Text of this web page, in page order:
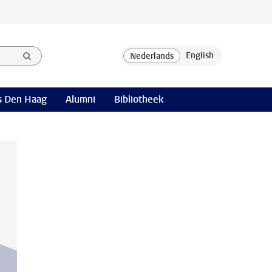
Den Haag Alumni Bibliotheek